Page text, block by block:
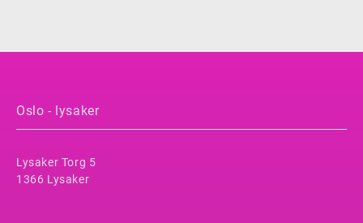
Oslo - lysaker
Lysaker Torg 5
1366 Lysaker